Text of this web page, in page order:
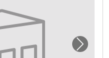
"Espace de